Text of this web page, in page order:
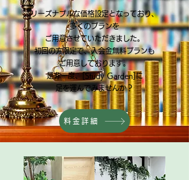
リーズナブルな価格設定となっており、
多くのプランを
ご用意させていただきました。
初回の方限定で、入会金無料プランも
ご用意しております。
是非一度、
[Study Garden]に
足を運んでみませんか？
料金詳細